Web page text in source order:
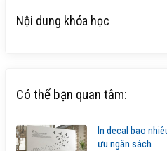
Nội dung khóa học
Có thể bạn quan tâm:
In decal bao
ưu ngân sách